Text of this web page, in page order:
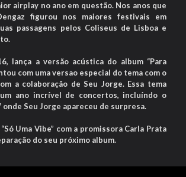
airplay no ano em questão. Nos anos que
figurou nos maiores festivais em
passagens pelos Coliseus de Lisboa e
lança a versão acústica do album “Para
com uma versao especial do tema com o
a colaboração de Seu Jorge. Essa tema
ano incrível de concertos, incluíndo o
Seu Jorge apareceu de surpresa.
Uma Vibe” com a promissora Carla Prata
do seu próximo album.